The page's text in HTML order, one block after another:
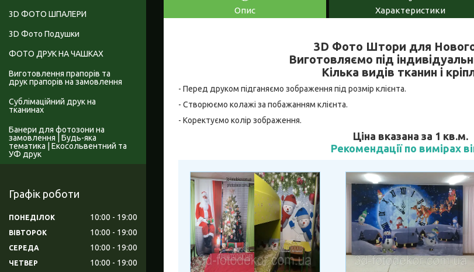
Опис Характеристики
3D Фото Штори для
Виготовляємо під
Кілька видів тканин і
- Перед друком підганяємо зображення під розмір клієнта.
- Створюємо колажі за побажанням клієнта.
- Коректуємо колір зображення.
Ціна вказана за 1 кв.м.
Рекомендації по вимірах
3D ФОТО ШПАЛЕРИ
3D Фото Подушки
ФОТО ДРУК НА ЧАШКАХ
Виготовлення прапорів та
друк прапорів на замовлення
Сублімаційний друк на
тканинах
Банери для фотозони на
замовлення | Будь-яка
тематика | Екосольвентний та
УФ друк
Графік роботи
ПОНЕДІЛОК 10:00 19:00
ВІВТОРОК 10:00 19:00
СЕРЕДА 10:00 19:00
ЧЕТВЕР 10:00 19:00